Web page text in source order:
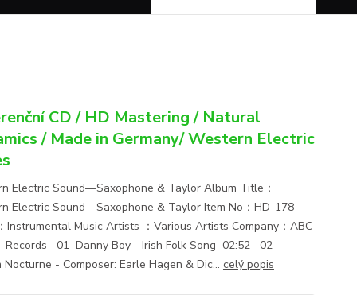
CD / HD Mastering / Natural
/ Made in Germany/ Western Electric
Electric Sound—Saxophone & Taylor Album Title：
Electric Sound—Saxophone & Taylor Item No：HD-178
Instrumental Music Artists ：Various Artists Company：ABC
Records 01 Danny Boy - Irish Folk Song 02:52 02
Nocturne - Composer: Earle Hagen & Dic... celý popis